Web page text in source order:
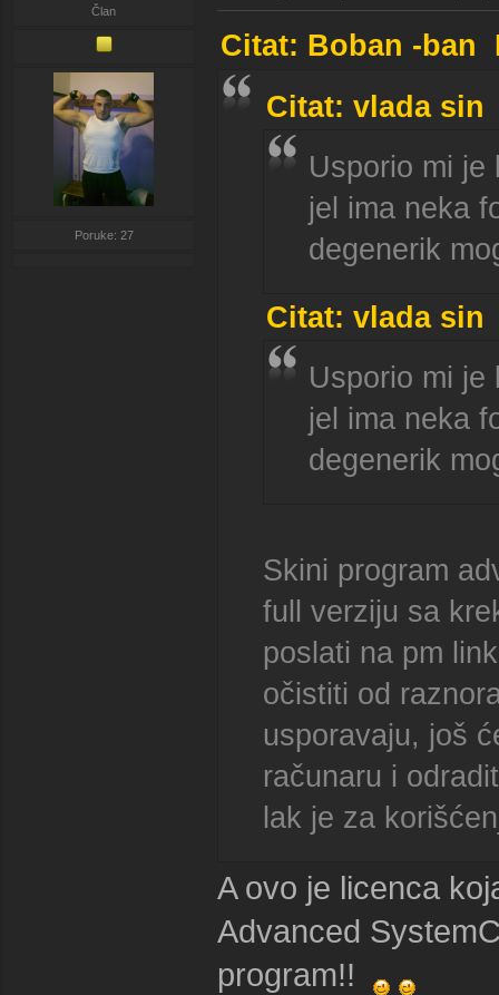
Član
Poruke: 27
Citat: Boban -ban
Citat: vlada sin
Usporio mi je
jel ima neka
degenerik
Citat: vlada sin
Usporio mi je
jel ima neka
degenerik
Skini program
full verziju sa
poslati na pm
očistiti od
usporavaju, još
računaru i
lak je za
A ovo je licenca
Advanced
program!!